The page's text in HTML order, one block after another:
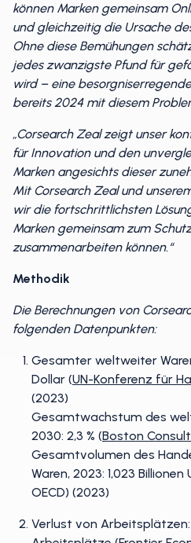
können Marken gemeinsam
und gleichzeitig die Ursache
Ohne diese Bemühungen
jedes zwanzigste Pfund für
wird – eine
bereits 2024 mit diesem
„Corsearch Zeal zeigt unser
für Innovation und den
Marken angesichts dieser
Mit Corsearch Zeal und
wir die fortschrittlichsten
Marken gemeinsam zum
zusammenarbeiten können.“
Methodik
Die Berechnungen von
folgenden Datenpunkten:
Gesamter weltweiter
Dollar (UN-Konferenz für
(2023)
Gesamtwachstum des
2030: 2,3 % (Boston
Gesamtvolumen des
Waren, 2023: 1,023
OECD) (2023)
Verlust von Arbeitsplätzen: